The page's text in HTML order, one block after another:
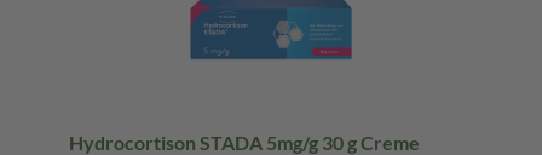
Hydrocortison STADA 5mg/g 30 g Creme